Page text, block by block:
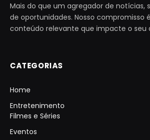
Mais do que um agregador de notícias,
de oportunidades. Nosso compromisso
conteúdo relevante que impacte o seu
CATEGORIAS
Home
Entretenimento
Filmes e Séries
Eventos